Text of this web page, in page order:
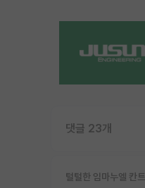
댓글 23개
털털한 임마누엘 칸트